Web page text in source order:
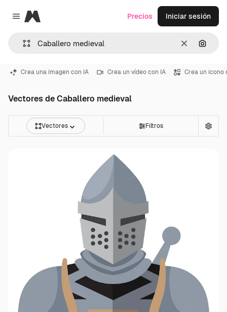
Close menu
Magnific
Borrar
Precios Iniciar sesión
Crea una imagen con IA Crea un vídeo con IA Crea un icono
Vectores de Caballero medieval
Vectores Filtros